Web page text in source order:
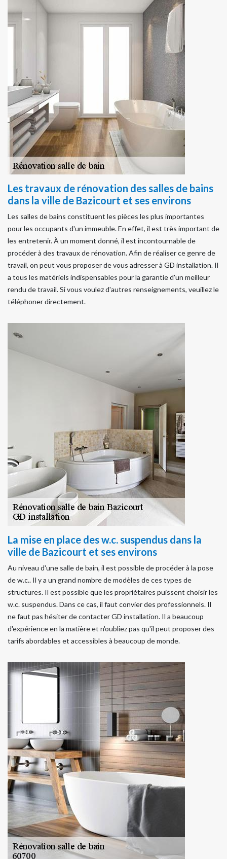
Les travaux de rénovation des salles de bains
dans la ville de Bazicourt et ses environs
Les salles de bains constituent les pièces les plus importantes
pour les occupants d'un immeuble. En effet, il est très important de
les entretenir. À un moment donné, il est incontournable de
procéder à des travaux de rénovation. Afin de réaliser ce genre de
travail, on peut vous proposer de vous adresser à GD installation. Il
a tous les matériels indispensables pour la garantie d'un meilleur
rendu de travail. Si vous voulez d'autres renseignements, veuillez le
téléphoner directement.
La mise en place des w.c. suspendus dans la
ville de Bazicourt et ses environs
Au niveau d'une salle de bain, il est possible de procéder à la pose
de w.c.. Il y a un grand nombre de modèles de ces types de
structures. Il est possible que les propriétaires puissent choisir les
w.c. suspendus. Dans ce cas, il faut convier des professionnels. Il
ne faut pas hésiter de contacter GD installation. Il a beaucoup
d'expérience en la matière et n'oubliez pas qu'il peut proposer des
tarifs abordables et accessibles à beaucoup de monde.